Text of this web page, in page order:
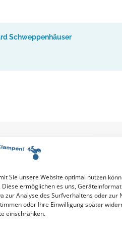
Sie unsere Website optimal nutzen
Diese ermöglichen es uns,
zur Analyse des Surfverhaltens oder zur
oder Ihre Einwilligung später
einschränken.
Schweppenhäuser